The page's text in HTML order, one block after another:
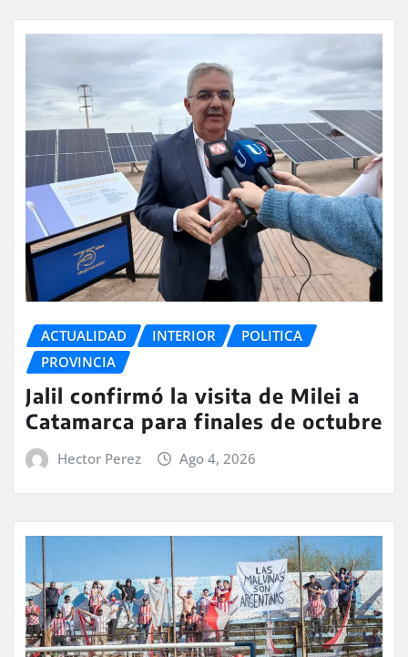
ACTUALIDAD INTERIOR
POLITICA
PROVINCIA
Jalil confirmó la visita de Milei a
Catamarca para finales de octubre
Hector Perez Ago 4, 2026